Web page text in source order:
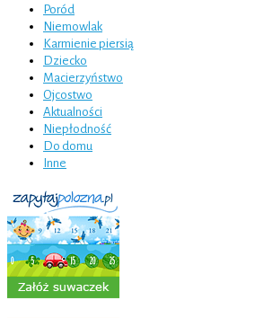
Poród
Niemowlak
Karmienie piersią
Dziecko
Macierzyństwo
Ojcostwo
Aktualności
Niepłodność
Do domu
Inne